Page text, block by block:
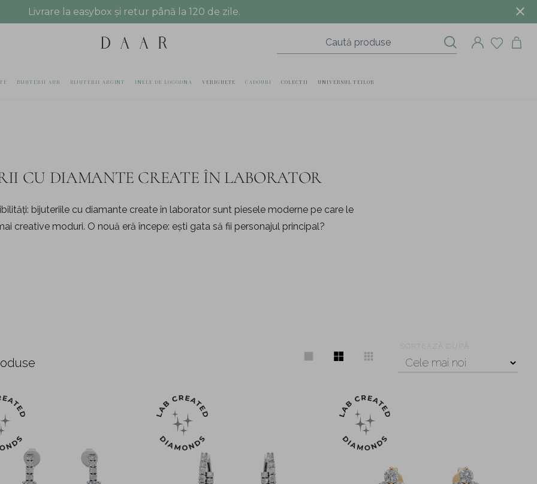
Livrare la easybox și retur până la 120 de zile.
BIJUTERII AUR BIJUTERII ARGINT INELE DE LOGODNA VERIGHETE CADOURI COLECTII UNIVERSUL TEILOR
CU DIAMANTE CREATE ÎN LABORATOR
bijuteriile cu diamante create în laborator sunt piesele moderne pe care le
creative moduri. O nouă eră începe: ești gata să fii personajul principal?
SORTEAZĂ DUPĂ